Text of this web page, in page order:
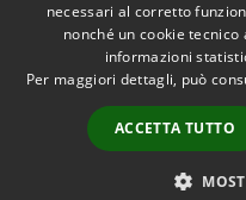
Accessibilità
necessari al corretto
nonché un cookie
informazioni
Per maggiori dettagli, può
ACCETTA TUTTO